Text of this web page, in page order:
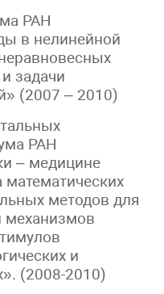
РАН
в нелинейной
задачи
(2007 – 2010)
РАН
– медицине
методов для
механизмов
и
(2008-2010)